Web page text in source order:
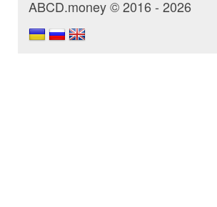
ABCD.money © 2016 - 2026